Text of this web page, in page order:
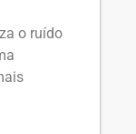
o ruído